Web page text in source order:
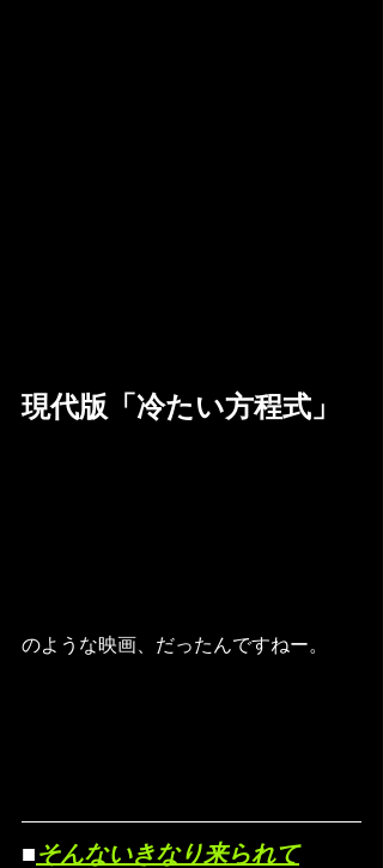
現代版「冷たい方程式」
のような映画、だったんですねー。
■そんないきなり来られて